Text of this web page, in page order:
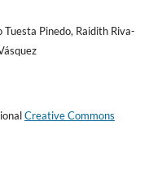
Pinedo, Raidith Riva-
Creative Commons